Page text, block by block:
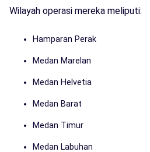
Wilayah operasi mereka meliputi:
Hamparan Perak
Medan Marelan
Medan Helvetia
Medan Barat
Medan Timur
Medan Labuhan